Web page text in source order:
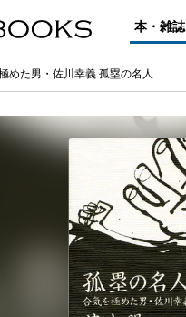
本・雑誌
めた男・佐川幸義 孤塁の名人